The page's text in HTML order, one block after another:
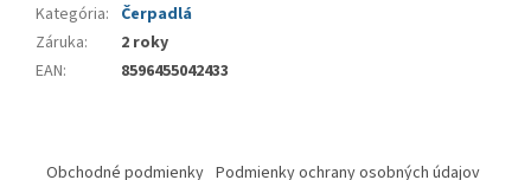
Kategória: Čerpadlá
Záruka:
2 roky
EAN: 8596455042433
Obchodné podmienky Podmienky ochrany osobných údajov